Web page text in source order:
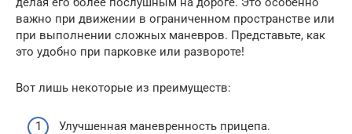
важно при движении в ограниченном пространстве или
при выполнении сложных маневров. Представьте, как
это удобно при парковке или развороте!
Вот лишь некоторые из преимуществ:
Улучшенная маневренность прицепа.